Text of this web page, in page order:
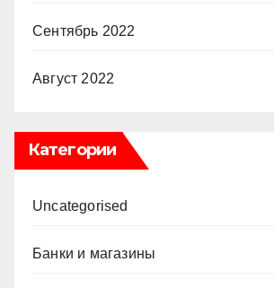
Сентябрь 2022
Август 2022
Категории
Uncategorised
Банки и магазины